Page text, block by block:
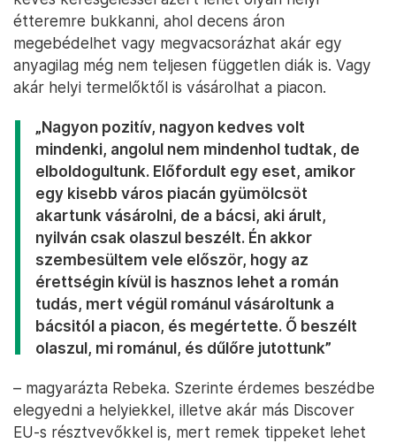
étteremre bukkanni, ahol decens áron
megebédelhet vagy megvacsorázhat akár egy
anyagilag még nem teljesen független diák is. Vagy
akár helyi termelőktől is vásárolhat a piacon.
„Nagyon pozitív, nagyon kedves volt
mindenki, angolul nem mindenhol tudtak, de
elboldogultunk. Előfordult egy eset, amikor
egy kisebb város piacán gyümölcsöt
akartunk vásárolni, de a bácsi, aki árult,
nyilván csak olaszul beszélt. Én akkor
szembesültem vele először, hogy az
érettségin kívül is hasznos lehet a román
tudás, mert végül románul vásároltunk a
bácsitól a piacon, és megértette. Ő beszélt
olaszul, mi románul, és dűlőre jutottunk”
– magyarázta Rebeka. Szerinte érdemes beszédbe
elegyedni a helyiekkel, illetve akár más Discover
EU-s résztvevőkkel is, mert remek tippeket lehet